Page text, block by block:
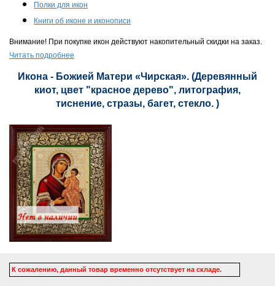
Полки для икон
Книги об иконе и иконописи
Внимание! При покупке икон действуют накопительный скидки на заказ.
Читать подробнее
Икона - Божией Матери «Чирская». (Деревянный
киот, цвет "красное дерево", литография,
тиснение, стразы, багет, стекло. )
К сожалению, данный товар временно отсутствует на складе.